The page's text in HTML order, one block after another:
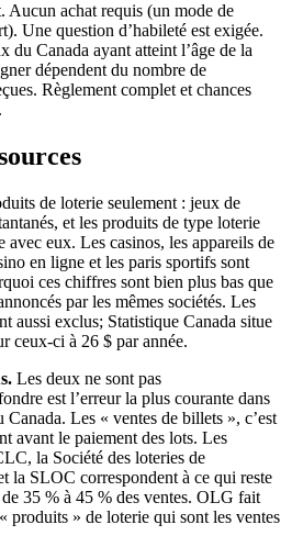
Aucun achat requis (un mode de
Une question d’habileté est exigée.
du Canada ayant atteint l’âge de la
dépendent du nombre de
Règlement complet et chances
.
de loterie seulement : jeux de
et les produits de type loterie
avec eux. Les casinos, les appareils de
en ligne et les paris sportifs sont
ces chiffres sont bien plus bas que
par les mêmes sociétés. Les
aussi exclus; Statistique Canada situe
ceux-ci à 26 $ par année.
Les deux ne sont pas
est l’erreur la plus courante dans
Les « ventes de billets », c’est
avant le paiement des lots. Les
la Société des loteries de
la SLOC correspondent à ce qui reste
35 % à 45 % des ventes. OLG fait
produits » de loterie qui sont les ventes